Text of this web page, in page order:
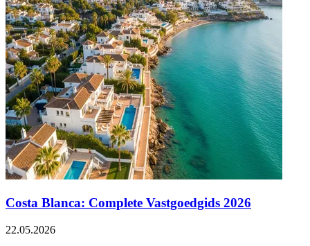
Costa Blanca: Complete Vastgoedgids 2026
22.05.2026